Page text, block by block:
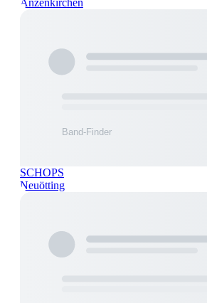
Anzenkirchen
SCHOPS
Neuötting